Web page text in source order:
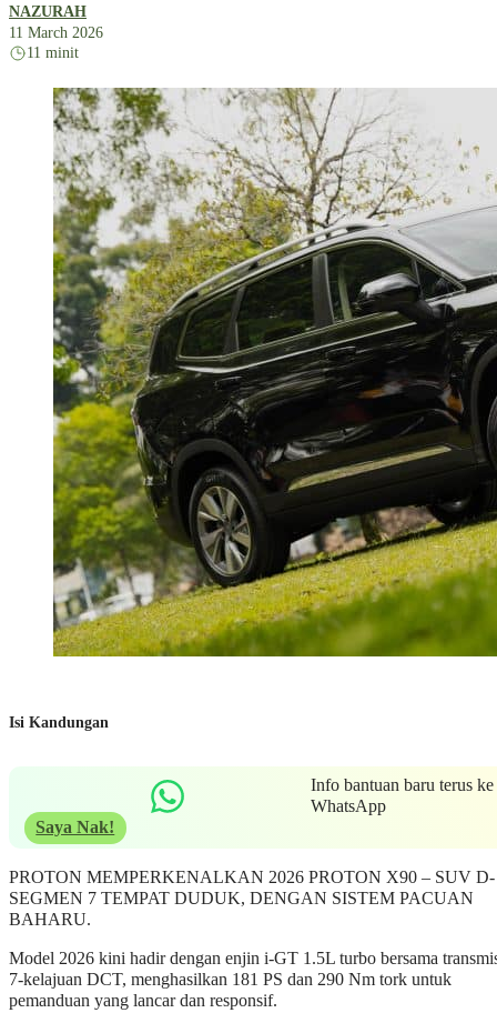
NAZURAH
11 March 2026
11 minit
Isi Kandungan
Info bantuan baru terus ke
WhatsApp
Saya Nak!
PROTON MEMPERKENALKAN 2026 PROTON X90 – SUV D-
SEGMEN 7 TEMPAT DUDUK, DENGAN SISTEM PACUAN
BAHARU.
Model 2026 kini hadir dengan enjin i-GT 1.5L turbo bersama
7-kelajuan DCT, menghasilkan 181 PS dan 290 Nm tork untuk
pemanduan yang lancar dan responsif.